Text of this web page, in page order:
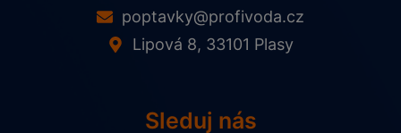
poptavky@profivoda.cz
Lipová 8, 33101 Plasy
Sleduj nás